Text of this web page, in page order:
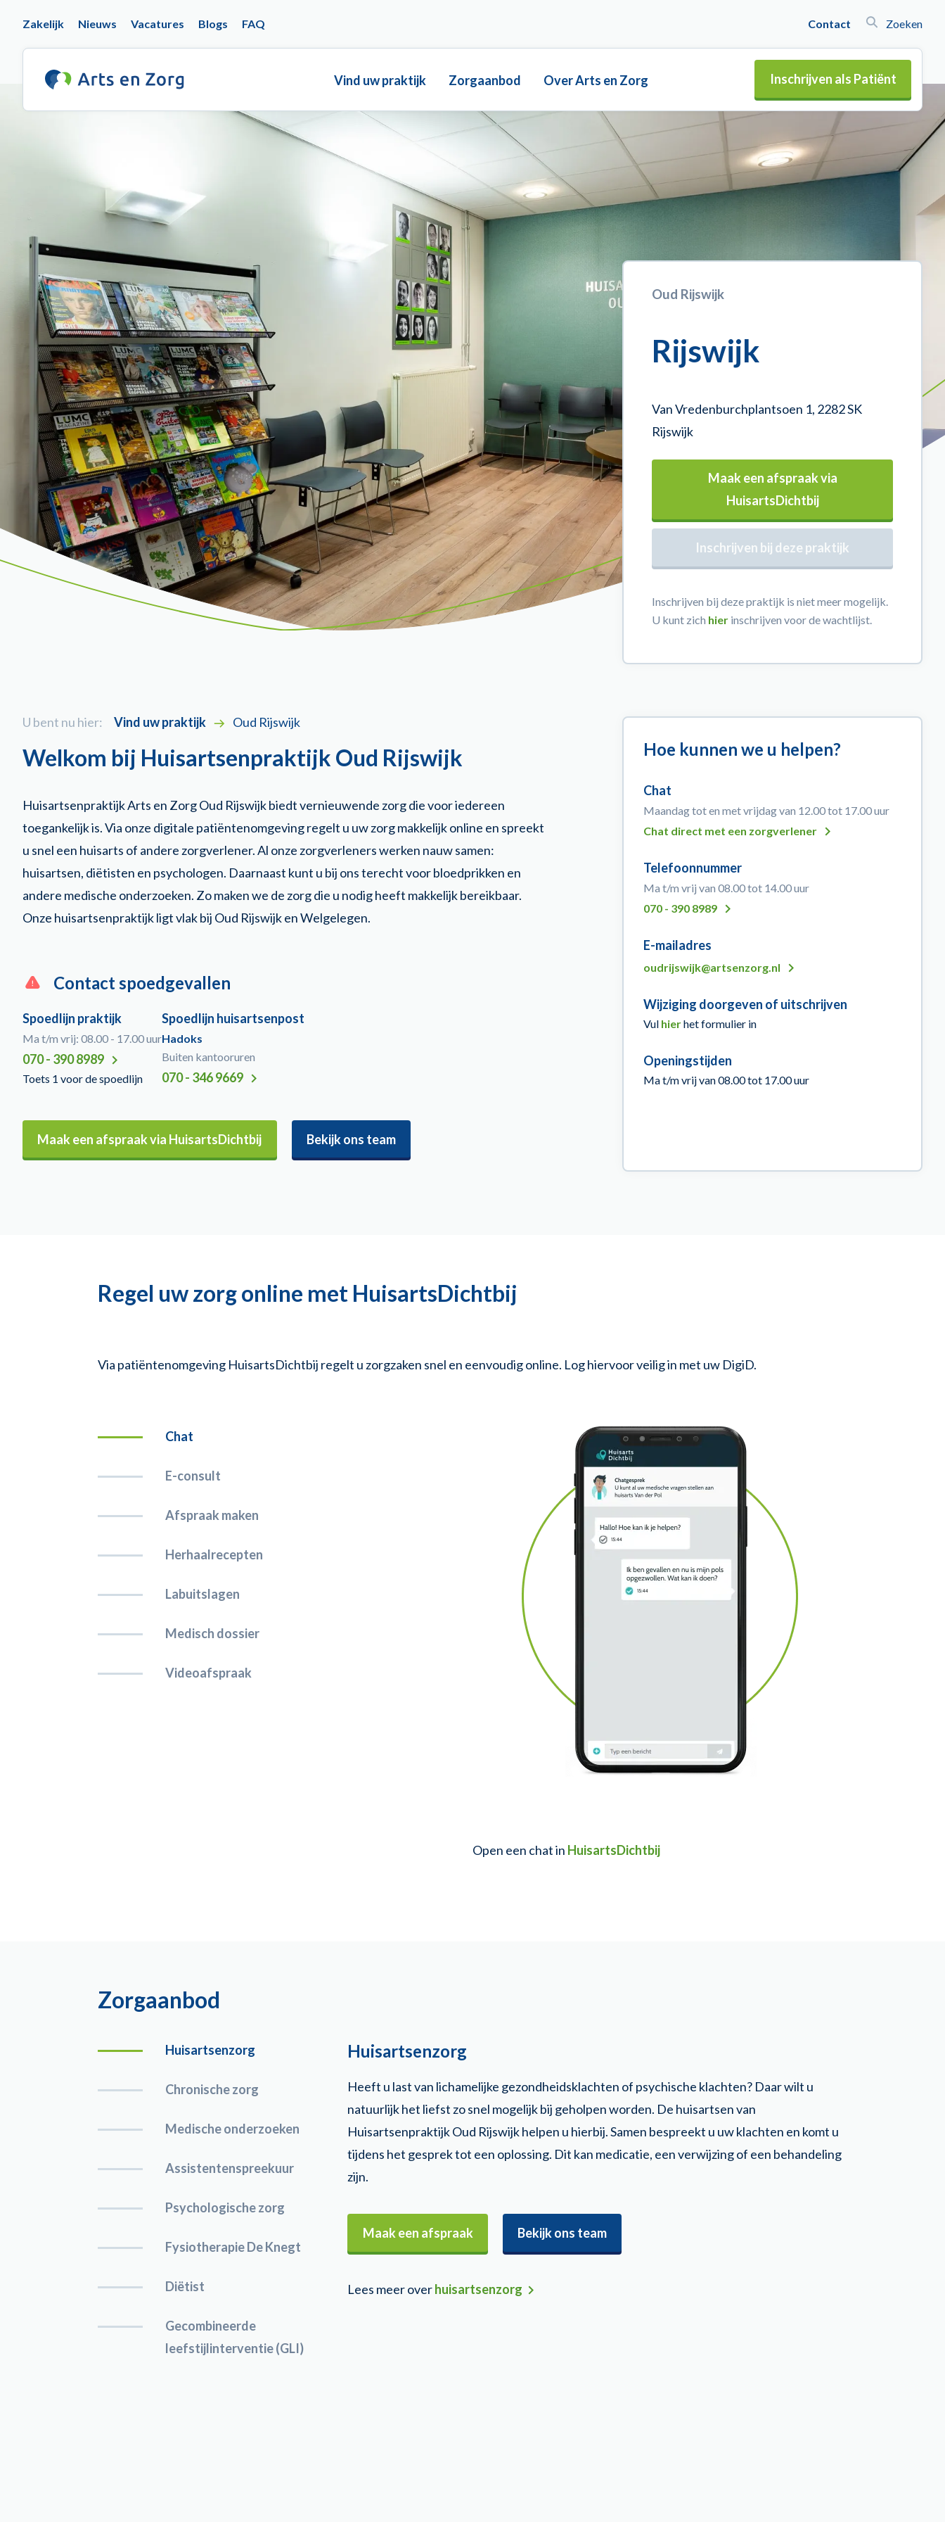
Main
Vind uw praktijk Zorgaanbod Over Arts en Zorg Inschrijven als Patiënt
Top
navigation
Zakelijk Nieuws Vacatures Blogs FAQ Contact Zoeken
Oud Rijswijk
Rijswijk
Van Vredenburchplantsoen 1, 2282 SK
Rijswijk
Maak een afspraak via
HuisartsDichtbij
Inschrijven bij deze praktijk
Inschrijven bij deze praktijk is niet meer mogelijk.
U kunt zich hierinschrijven voor de wachtlijst.
U bent nu hier: Vind uw praktijk Oud Rijswijk
Welkom bij Huisartsenpraktijk Oud Rijswijk
Huisartsenpraktijk Arts en Zorg Oud Rijswijk biedt vernieuwende zorg die voor iedereen
toegankelijk is. Via onze digitale patiëntenomgeving regelt u uw zorg makkelijk online en spreekt
u snel een huisarts of andere zorgverlener. Al onze zorgverleners werken nauw samen:
huisartsen, diëtisten en psychologen. Daarnaast kunt u bij ons terecht voor bloedprikken en
andere medische onderzoeken. Zo maken we de zorg die u nodig heeft makkelijk bereikbaar.
Onze huisartsenpraktijk ligt vlak bij Oud Rijswijk en Welgelegen.
Contact spoedgevallen
Spoedlijn praktijk
Ma t/m vrij: 08.00 - 17.00 uur
070 - 390 8989
Toets 1 voor de spoedlijn
Spoedlijn huisartsenpost
Hadoks
Buiten kantooruren
070 - 346 9669
Maak een afspraak via HuisartsDichtbij Bekijk ons team
Hoe kunnen we u helpen?
Chat
Maandag tot en met vrijdag van 12.00 tot 17.00 uur
Chat direct met een zorgverlener
Telefoonnummer
Ma t/m vrij van 08.00 tot 14.00 uur
070 - 390 8989
E-mailadres
oudrijswijk@artsenzorg.nl
Wijziging doorgeven of uitschrijven
Vul hierhet formulier in
Openingstijden
Ma t/m vrij van 08.00 tot 17.00 uur
Regel uw zorg online met HuisartsDichtbij
Via patiëntenomgeving HuisartsDichtbij regelt u zorgzaken snel en eenvoudig online. Log hiervoor veilig in met uw DigiD.
Chat
Open een chat in HuisartsDichtbij
E-consult
Afspraak maken
Herhaalrecepten
Labuitslagen
Medisch dossier
Videoafspraak
Zorgaanbod
Huisartsenzorg Huisartsenzorg
Heeft u last van lichamelijke gezondheidsklachten of psychische klachten? Daar wilt u
natuurlijk het liefst zo snel mogelijk bij geholpen worden. De huisartsen van
Huisartsenpraktijk Oud Rijswijk helpen u hierbij. Samen bespreekt u uw klachten en komt u
tijdens het gesprek tot een oplossing. Dit kan medicatie, een verwijzing of een behandeling
zijn.
Maak een afspraak Bekijk ons team
Lees meer overhuisartsenzorg
Chronische zorg
Medische onderzoeken
Assistentenspreekuur
Psychologische zorg
Fysiotherapie De Knegt
Diëtist
Gecombineerde
leefstijlinterventie (GLI)